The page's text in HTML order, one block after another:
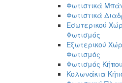
Φωτιστικά
Φωτιστικά
Εσωτερικού
Φωτισμός
Εξωτερικού
Φωτισμός
Φωτισμός Κήπου
Κολωνάκια